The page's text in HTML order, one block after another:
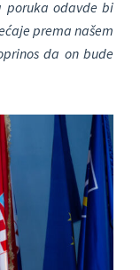
poruka odavde bi
prema našem
da on bude